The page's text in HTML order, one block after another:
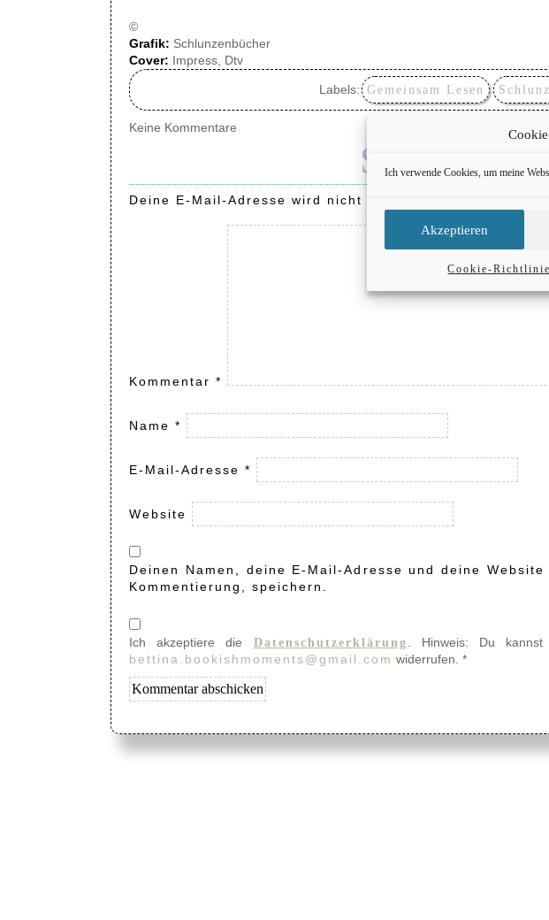
Ich verwende Cookies, um meine
Akzeptieren
Cookie-
©
Grafik: Schlunzenbücher
Cover: Impress, Dtv
Labels: Gemeinsam Lesen
Keine Kommentare
S chreibe einen
Deine E-Mail-Adresse wird nicht veröffentlicht.
Kommentar *
Name *
E-Mail-Adresse *
Website
Deinen Namen, deine E-Mail-Adresse und deine
Kommentierung, speichern.
Ich akzeptiere die Datenschutzerklärung
. Hinweis: Du
bettina.bookishmoments@gmail.com widerrufen. *